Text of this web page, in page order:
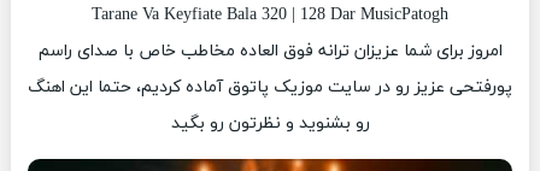
Tarane Va Keyfiate Bala 320 | 128 Dar MusicPatogh
امروز برای شما عزیزان ترانه فوق العاده مخاطب خاص با صدای راسم
پورفتحی عزیز رو در سایت موزیک پاتوق آماده کردیم، حتما این اهنگ
رو بشنوید و نظرتون رو بگید